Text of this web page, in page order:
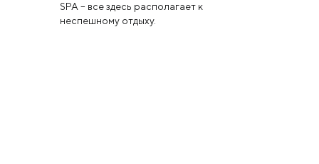
SPA – все здесь располагает к
неспешному отдыху.